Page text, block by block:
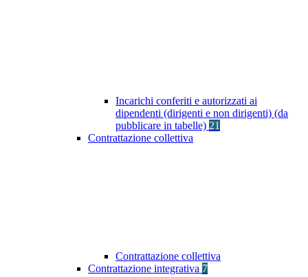
Incarichi conferiti e autorizzati ai
dipendenti (dirigenti e non dirigenti) (da
pubblicare in tabelle) 21
Contrattazione collettiva
Contrattazione collettiva
Contrattazione integrativa 7